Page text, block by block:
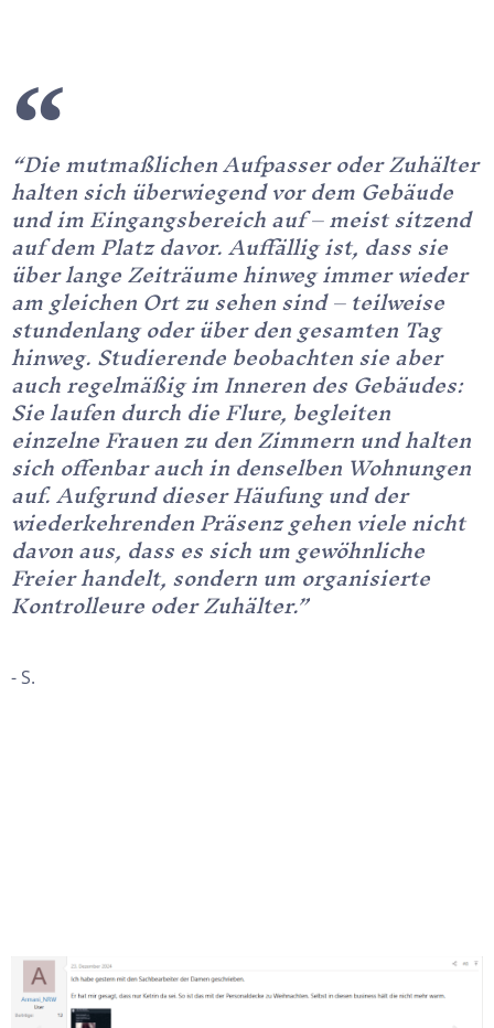
“Die mutmaßlichen Aufpasser oder Zuhälter
halten sich überwiegend vor dem Gebäude
und im Eingangsbereich auf – meist sitzend
auf dem Platz davor. Auffällig ist, dass sie
über lange Zeiträume hinweg immer wieder
am gleichen Ort zu sehen sind – teilweise
stundenlang oder über den gesamten Tag
hinweg. Studierende beobachten sie aber
auch regelmäßig im Inneren des Gebäudes:
Sie laufen durch die Flure, begleiten
einzelne Frauen zu den Zimmern und halten
sich offenbar auch in denselben Wohnungen
auf. Aufgrund dieser Häufung und der
wiederkehrenden Präsenz gehen viele nicht
davon aus, dass es sich um gewöhnliche
Freier handelt, sondern um organisierte
Kontrolleure oder Zuhälter.”
- S.